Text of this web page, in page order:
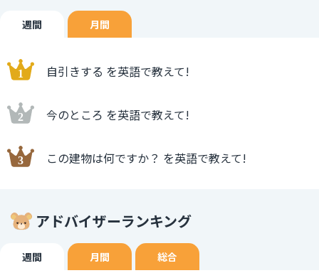
週間 月間
自引きする を英語で教えて!
今のところ を英語で教えて!
この建物は何ですか？ を英語で教えて!
アドバイザーランキング
週間 月間 総合